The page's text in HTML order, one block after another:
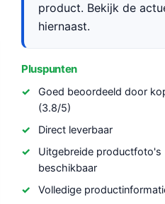
product. Bekijk de
hiernaast.
Pluspunten
Goed beoordeeld door
(3.8/5)
Direct leverbaar
Uitgebreide productfoto's
beschikbaar
Volledige